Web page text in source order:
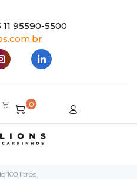
11 95590-5500
0
100 litros